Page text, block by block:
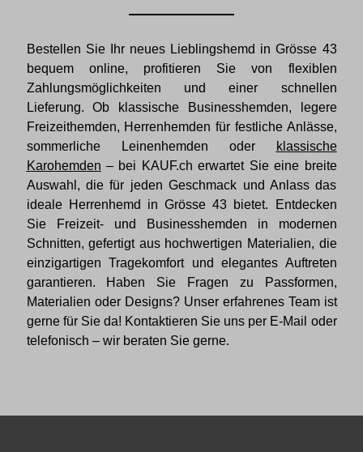
Bestellen Sie Ihr neues Lieblingshemd in Grösse 43
bequem online, profitieren Sie von flexiblen
Zahlungsmöglichkeiten und einer schnellen
Lieferung. Ob klassische Businesshemden, legere
Freizeithemden, Herrenhemden für festliche Anlässe,
sommerliche Leinenhemden oder
klassische
Karohemden – bei KAUF.ch erwartet Sie eine breite
Auswahl, die für jeden Geschmack und Anlass das
ideale Herrenhemd in Grösse 43 bietet. Entdecken
Sie Freizeit- und Businesshemden in modernen
Schnitten, gefertigt aus hochwertigen Materialien, die
einzigartigen Tragekomfort und elegantes Auftreten
garantieren. Haben Sie Fragen zu Passformen,
Materialien oder Designs? Unser erfahrenes Team ist
gerne für Sie da! Kontaktieren Sie uns per E-Mail oder
telefonisch – wir beraten Sie gerne.